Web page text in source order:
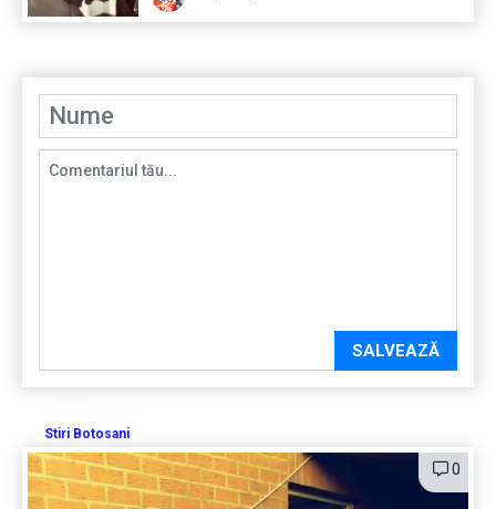
SALVEAZĂ
Stiri Botosani
0